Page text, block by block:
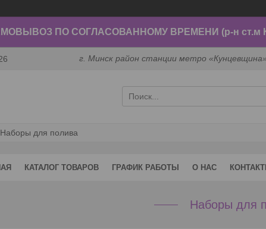
ПО СОГЛАСОВАННОМУ ВРЕМЕНИ (р-н ст.м
г. Минск район станции метро
Наборы для полива
КАТАЛОГ ТОВАРОВ ГРАФИК РАБОТЫ О НАС
Наборы для